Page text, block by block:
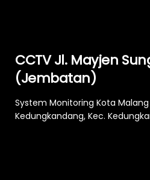
CCTV Jl. Mayjen
(Jembatan)
System Monitoring Kota Malang
Kedungkandang, Kec.